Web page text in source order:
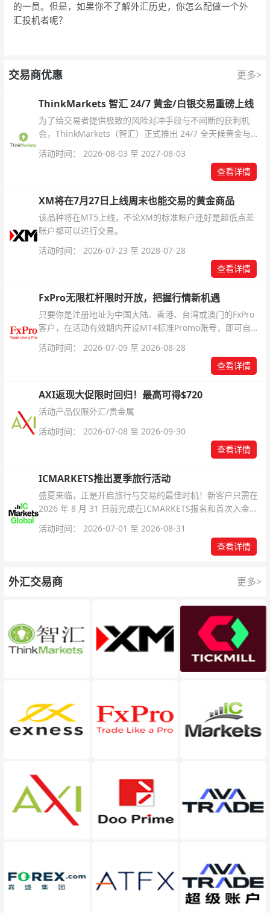
的一员。但是，如果你不了解外汇历史，你怎么配做一个外
汇投机者呢？
交易商优惠 更多>
ThinkMarkets 智汇 24/7 黄金/白银交易重磅上线
为了给交易者提供极致的风险对冲手段与不间断的获利机
会，ThinkMarkets（智汇）正式推出 24/7 全天候黄金与白
杆配置、支持软件及交易细则。
活动时间： 2026-08-03 至 2027-08-03
查看详情
XM将在7月27日上线周末也能交易的黄金商品
该品种将在MT5上线，不论XM的标准账户还好是超低点差
账户都可以进行交易。
活动时间： 2026-07-23 至 2028-07-28
查看详情
FxPro无限杠杆限时开放，把握行情新机遇
只要你是注册地址为中国大陆、香港、台湾或澳门的FxPro
客户，在活动有效期内开设MT4标准Promo账号，即可自动
活动时间： 2026-07-09 至 2026-08-28
查看详情
AXI返现大促限时回归！最高可得$720
活动产品仅限外汇/贵金属
活动时间： 2026-07-08 至 2026-09-30
查看详情
ICMARKETS推出夏季旅行活动
盛夏来临，正是开启旅行与交易的最佳时机！新客户只需在
2026 年 8 月 31 日前完成在ICMARKETS报名和首次入金即
活动时间： 2026-07-01 至 2026-08-31
查看详情
外汇交易商 更多>